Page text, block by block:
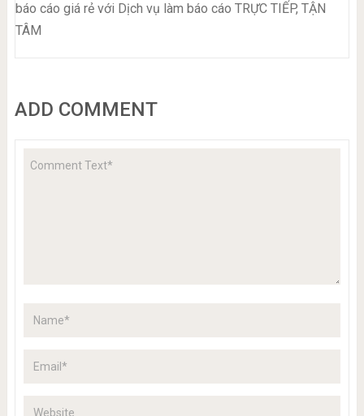
báo cáo giá rẻ với Dịch vụ làm báo cáo TRỰC TIẾP, TẬN
TÂM
ADD COMMENT